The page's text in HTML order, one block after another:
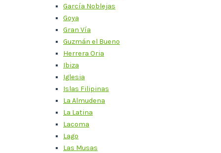
García Noblejas
Goya
Gran Vía
Guzmán el Bueno
Herrera Oria
Ibiza
Iglesia
Islas Filipinas
La Almudena
La Latina
Lacoma
Lago
Las Musas